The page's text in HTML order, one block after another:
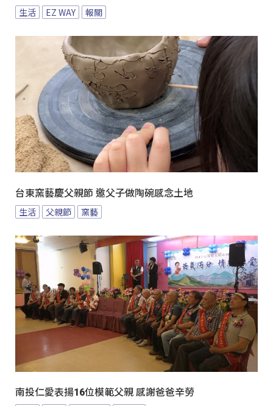
生活 EZ WAY 報關
台東窯藝慶父親節 邀父子做陶碗感念土地
生活 父親節 窯藝
南投仁愛表揚16位模範父親 感謝爸爸辛勞